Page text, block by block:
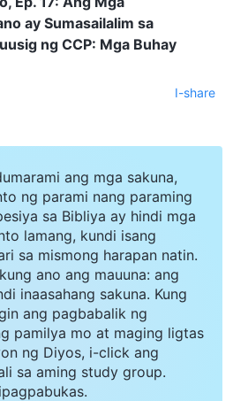
ay Sumasailalim sa
ng CCP: Mga Buhay
I-share
ang mga sakuna,
ng parami nang paraming
sa Bibliya ay hindi mga
lamang, kundi isang
sa mismong harapan natin.
ano ang mauuna: ang
inaasahang sakuna. Kung
ang pagbabalik ng
pamilya mo at maging ligtas
ng Diyos, i-click ang
sa aming study group.